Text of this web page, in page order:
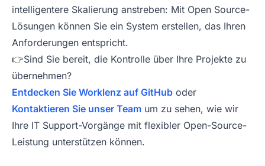
intelligentere Skalierung anstreben: Mit Open Source-
Lösungen können Sie ein System erstellen, das Ihren
Anforderungen entspricht.
👉Sind Sie bereit, die Kontrolle über Ihre Projekte zu
übernehmen?
Entdecken Sie Worklenz auf GitHub oder
Kontaktieren Sie unser Team um zu sehen, wie wir
Ihre IT Support-Vorgänge mit flexibler Open-Source-
Leistung unterstützen können.